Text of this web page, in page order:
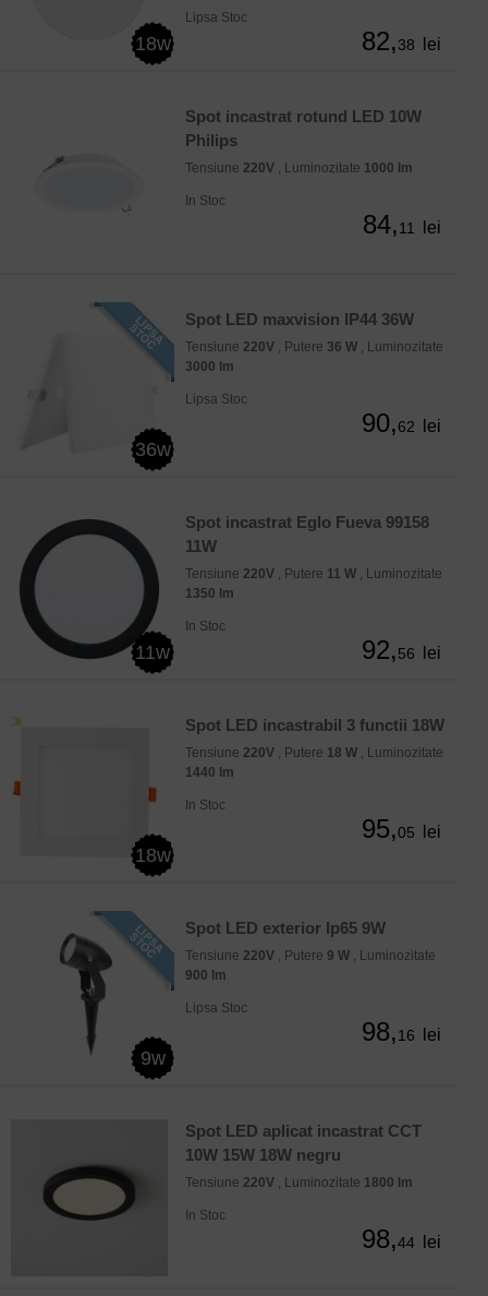
18w
Lipsa Stoc
82,38 lei
Spot incastrat rotund LED 10W
Philips
Tensiune 220V , Luminozitate 1000 lm
In Stoc
84,11 lei
36w
Spot LED maxvision IP44 36W
Tensiune 220V , Putere 36 W , Luminozitate
3000 lm
Lipsa Stoc
90,62 lei
11w
Spot incastrat Eglo Fueva 99158
11W
Tensiune 220V , Putere 11 W , Luminozitate
1350 lm
In Stoc
92,56 lei
18w
Spot LED incastrabil 3 functii 18W
Tensiune 220V , Putere 18 W , Luminozitate
1440 lm
In Stoc
95,05 lei
9w
Spot LED exterior Ip65 9W
Tensiune 220V , Putere 9 W , Luminozitate
900 lm
Lipsa Stoc
98,16 lei
Spot LED aplicat incastrat CCT
10W 15W 18W negru
Tensiune 220V , Luminozitate 1800 lm
In Stoc
98,44 lei